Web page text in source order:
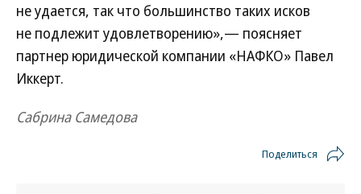
не удается, так что большинство таких исков
не подлежит удовлетворению»,— поясняет
партнер юридической компании «НАФКО» ­Павел
Иккерт.
Сабрина Самедова
Поделиться